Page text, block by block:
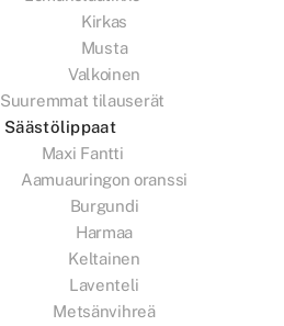
Kirkas
Musta
Valkoinen
Suuremmat tilauserät
Säästölippaat
Maxi Fantti
Aamuauringon oranssi
Burgundi
Harmaa
Keltainen
Laventeli
Metsänvihreä